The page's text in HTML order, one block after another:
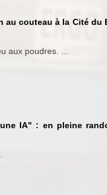
couteau à la Cité du
aux poudres. ...
IA" : en pleine